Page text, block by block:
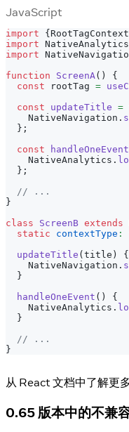
JavaScript
import { RootTagContext
import NativeAnalytics
import
function
ScreenA( )
{
const rootTag =
const
updateTitle =
NativeNavigation .
} ;
const
handleOneEvent
NativeAnalytics .
} ;
// ...
}
class
ScreenB extends
static
contextType :
updateTitle ( title )
{
NativeNavigation .
}
handleOneEvent ( )
{
NativeAnalytics .
}
// ...
}
从 React 文档中了解更
0.65 版本中的不兼